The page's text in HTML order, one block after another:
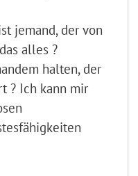
jemand, der von
alles ?
halten, der
? Ich kann mir